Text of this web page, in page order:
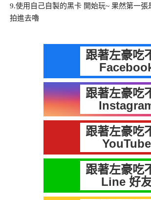
9.使用自己自製的黑卡 開始玩~ 果然第一張
拍進去嚕
跟著左豪吃
跟著左豪吃
跟著左豪吃
YouTube
跟著左豪吃
Line 好